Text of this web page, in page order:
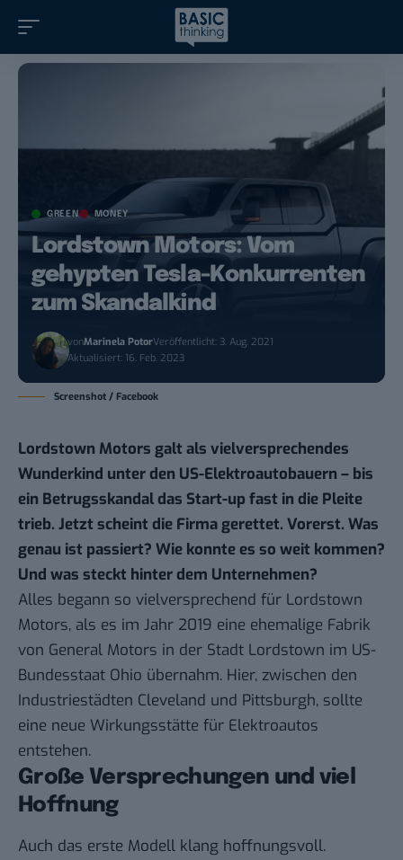
GREEN MONEY
Lordstown Motors: Vom
gehypten Tesla-Konkurrenten
zum Skandalkind
vonMarinela PotorVeröffentlicht: 3. Aug. 2021
Aktualisiert: 16. Feb. 2023
Screenshot / Facebook
Lordstown Motors galt als vielversprechendes
Wunderkind unter den US-Elektroautobauern – bis
ein Betrugsskandal das Start-up fast in die Pleite
trieb. Jetzt scheint die Firma gerettet. Vorerst. Was
genau ist passiert? Wie konnte es so weit kommen?
Und was steckt hinter dem Unternehmen?
Alles begann so vielversprechend für Lordstown
Motors, als es im Jahr 2019 eine ehemalige Fabrik
von General Motors in der Stadt Lordstown im US-
Bundesstaat Ohio übernahm. Hier, zwischen den
Industriestädten Cleveland und Pittsburgh, sollte
eine neue Wirkungsstätte für Elektroautos
entstehen.
Große Versprechungen und viel
Hoffnung
Auch das erste Modell klang hoffnungsvoll.